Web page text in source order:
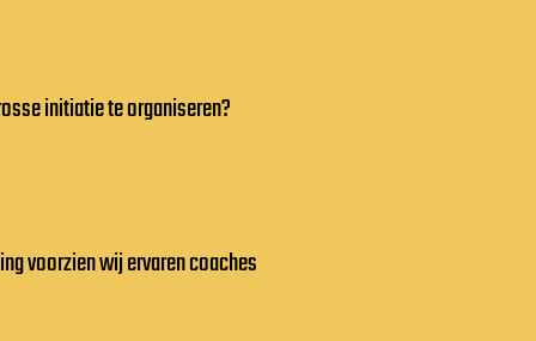
initiatie te organiseren?
voorzien wij ervaren coaches